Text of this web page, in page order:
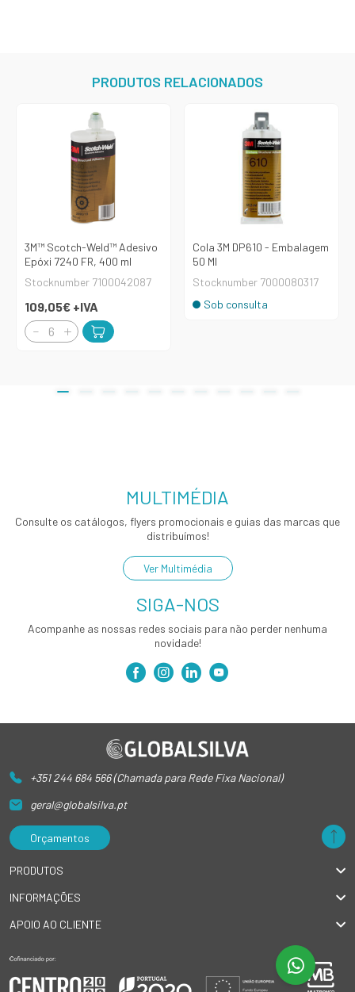
PRODUTOS RELACIONADOS
3M™ Scotch-Weld™ Adesivo
Epóxi 7240 FR, 400 ml
Stocknumber 7100042087
109,05€ +IVA
Cola 3M DP610 - Embalagem
50 Ml
Stocknumber 7000080317
Sob consulta
MULTIMÉDIA
Consulte os catálogos, flyers promocionais e guias das marcas que
distribuímos!
Ver Multimédia
SIGA-NOS
Acompanhe as nossas redes sociais para não perder nenhuma
novidade!
+351 244 684 566 (Chamada para Rede Fixa Nacional)
geral@globalsilva.pt
Orçamentos
PRODUTOS
INFORMAÇÕES
APOIO AO CLIENTE